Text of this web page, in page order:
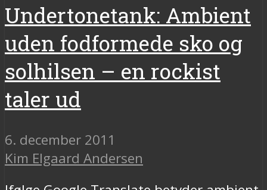
Undertonetank: Ambient
uden fodformede sko og
solhilsen – en rockist
taler ud
6. december 2011
Kim Elgaard Andersen